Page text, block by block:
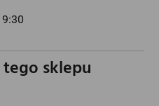
sklepu